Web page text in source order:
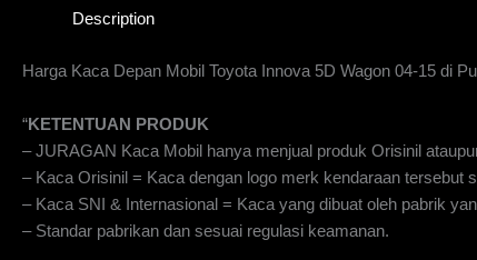
Description
Harga Kaca Depan Mobil Toyota Innova 5D Wagon 04-15 di
“KETENTUAN PRODUK
– JURAGAN Kaca Mobil hanya menjual produk Orisinil
– Kaca Orisinil = Kaca dengan logo merk kendaraan tersebut
– Kaca SNI & Internasional = Kaca yang dibuat oleh pabrik
– Standar pabrikan dan sesuai regulasi keamanan.